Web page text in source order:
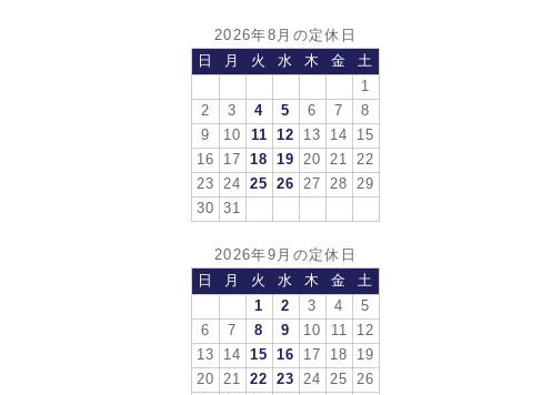
2026年8月の定休日
日
月 火 水 木 金
土
1
2
3 4 5 6 7
8
9
10 11 12 13 14
15
16
17 18 19 20 21
22
23
24 25 26 27 28
29
30
31
2026年9月の定休日
日
月 火 水 木 金
土
1
2 3 4
5
6
7 8 9 10 11
12
13
14 15 16 17 18
19
20
21 22 23 24 25
26